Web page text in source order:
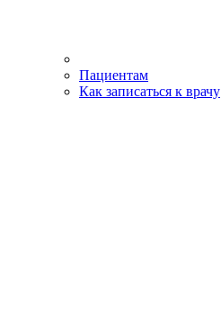
Пациентам
Как записаться к врачу